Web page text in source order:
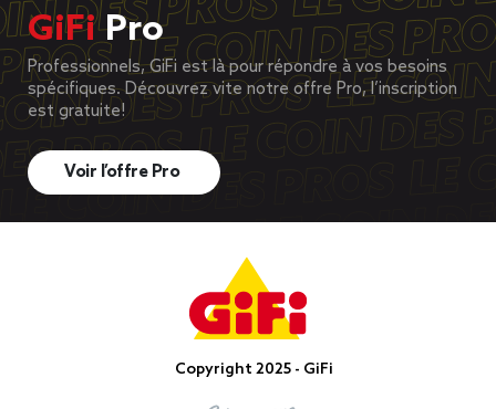
GiFiPro
Professionnels, GiFi est là pour répondre à vos besoins
spécifiques. Découvrez vite notre offre Pro, l’inscription
est gratuite!
Voir l’offre Pro
Copyright 2025 - GiFi